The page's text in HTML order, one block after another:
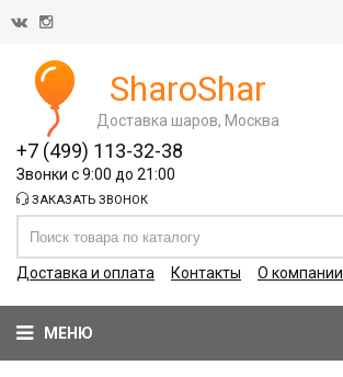
SharoShar
Доставка шаров, Москва
+7 (499) 113-32-38
Звонки с 9:00 до 21:00
ЗАКАЗАТЬ ЗВОНОК
Доставка и оплата Контакты О компании
МЕНЮ